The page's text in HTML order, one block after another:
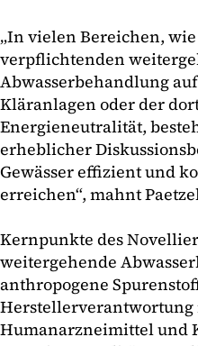
„In vielen Bereichen,
verpflichtenden
Abwasserbehandlung
Kläranlagen oder der
Energieneutralität,
erheblicher
Gewässer effizient und
erreichen“, mahnt
Kernpunkte des
weitergehende
anthropogene
Herstellerverantwortung
Humanarzneimittel und